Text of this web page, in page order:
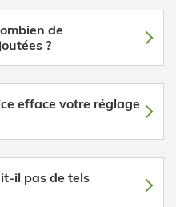
de
?
efface votre réglage
il pas de tels